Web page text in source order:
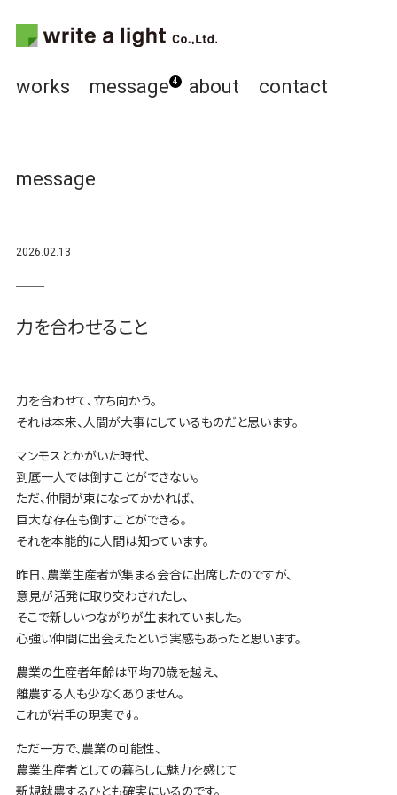
works message 4 about contact
message
2026.02.13
力を合わせること
力を合わせて、立ち向かう。
それは本来、人間が大事にしているものだと思います。
マンモスとかがいた時代、
到底一人では倒すことができない。
ただ、仲間が束になってかかれば、
巨大な存在も倒すことができる。
それを本能的に人間は知っています。
昨日、農業生産者が集まる会合に出席したのですが、
意見が活発に取り交わされたし、
そこで新しいつながりが生まれていました。
心強い仲間に出会えたという実感もあったと思います。
農業の生産者年齢は平均70歳を越え、
離農する人も少なくありません。
これが岩手の現実です。
ただ一方で、農業の可能性、
農業生産者としての暮らしに魅力を感じて
新規就農するひとも確実にいるのです。